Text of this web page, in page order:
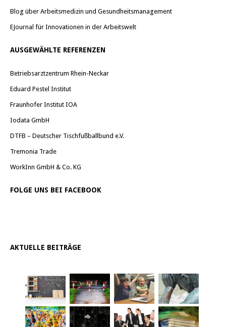
Blog über Arbeitsmedizin und Gesundheitsmanagement
EJournal für Innovationen in der Arbeitswelt
AUSGEWÄHLTE REFERENZEN
Betriebsarztzentrum Rhein-Neckar
Eduard Pestel Institut
Fraunhofer Institut IOA
Iodata GmbH
DTFB – Deutscher Tischfußballbund e.V.
Tremonia Trade
WorkInn GmbH & Co. KG
FOLGE UNS BEI FACEBOOK
AKTUELLE BEITRÄGE